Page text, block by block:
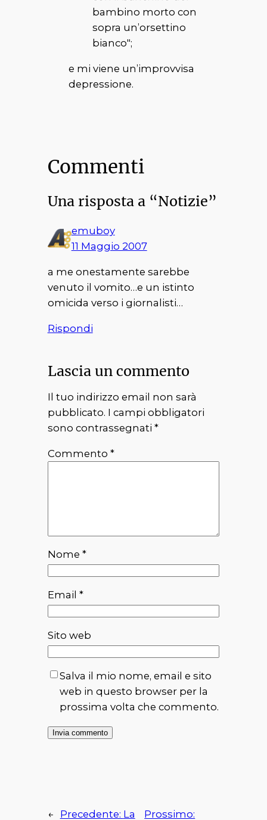
bambino morto con
sopra un’orsettino
bianco";
e mi viene un’improvvisa
depressione.
Commenti
Una risposta a “Notizie”
emuboy
11 Maggio 2007
a me onestamente sarebbe
venuto il vomito…e un istinto
omicida verso i giornalisti…
Rispondi
Lascia un commento
Il tuo indirizzo email non sarà
pubblicato. I campi obbligatori
sono contrassegnati *
Commento *
Nome *
Email *
Sito web
Salva il mio nome, email e sito
web in questo browser per la
prossima volta che commento.
← Precedente: La Prossimo: